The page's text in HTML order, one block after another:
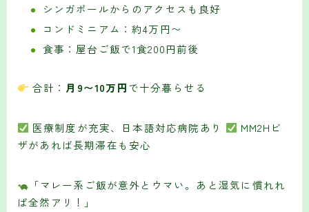
シンガポールからのアクセスも良好
コンドミニアム：約4万円〜
食事：屋台ご飯で1食200円前後
合計： 月9〜10万円で十分暮らせる
医療制度が充実、日本語対応病院あり
MM2Hビ
ザがあれば長期滞在も安心
「マレー系ご飯が意外とウマい。あと湿気に慣れれ
ば全然アリ！」